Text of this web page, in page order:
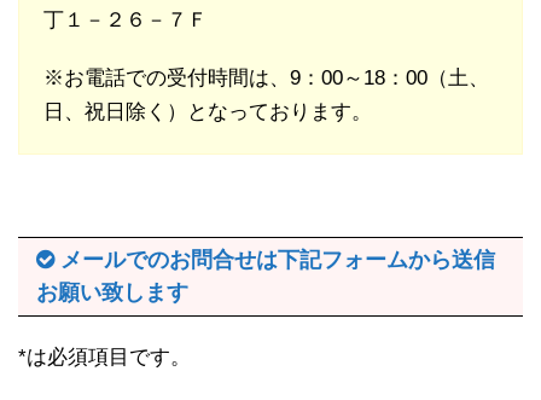
丁１－２６－７Ｆ
※お電話での受付時間は、9：00～18：00（土、
日、祝日除く）となっております。
メールでのお問合せは下記フォームから送信
お願い致します
*は必須項目です。